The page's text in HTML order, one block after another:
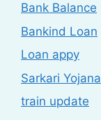
Bank Balance
Bankind Loan
Loan appy
Sarkari Yojana
train update